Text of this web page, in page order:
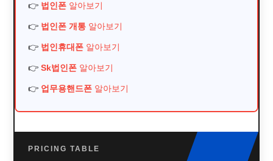
👉 법인폰 알아보기
👉 법인폰 개통 알아보기
👉 법인휴대폰 알아보기
👉Sk법인폰 알아보기
👉 업무용핸드폰 알아보기
PRICING TABLE